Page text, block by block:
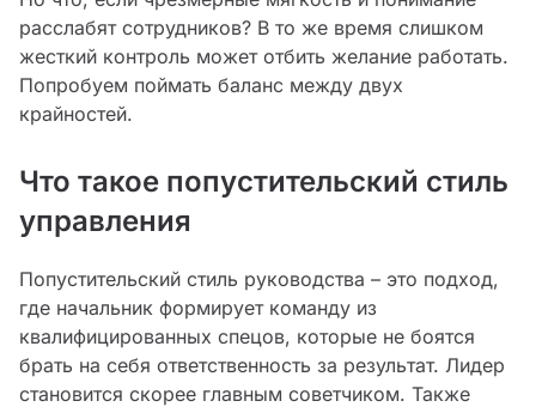
расслабят сотрудников? В то же время слишком
жесткий контроль может отбить желание работать.
Попробуем поймать баланс между двух
крайностей.
Что такое попустительский стиль
управления
Попустительский стиль руководства – это подход,
где начальник формирует команду из
квалифицированных спецов, которые не боятся
брать на себя ответственность за результат. Лидер
становится скорее главным советчиком. Также